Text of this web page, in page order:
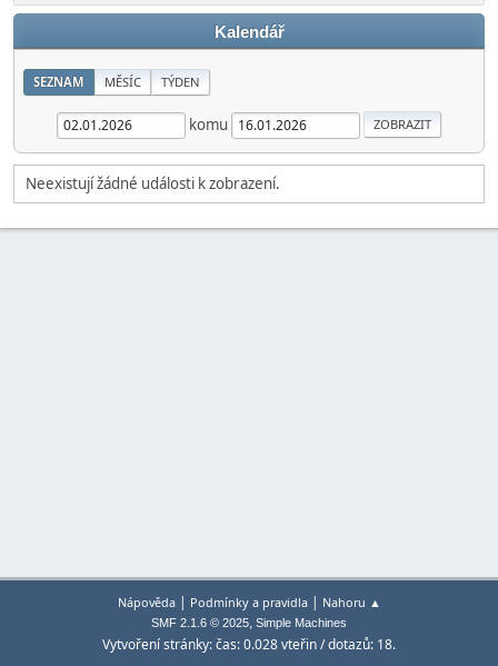
Kalendář
SEZNAM MĚSÍC TÝDEN
komu
Neexistují žádné události k zobrazení.
Nápověda| Podmínky a pravidla| Nahoru ▲
SMF 2.1.6 © 2025, Simple Machines
Vytvoření stránky: čas: 0.028 vteřin / dotazů: 18.